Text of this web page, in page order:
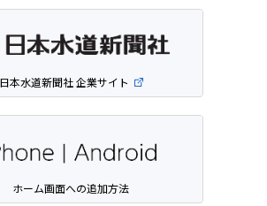
日本水道新聞社 企業サイト
ホーム画面への追加方法